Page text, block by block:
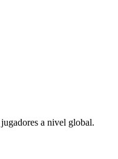
a nivel global.